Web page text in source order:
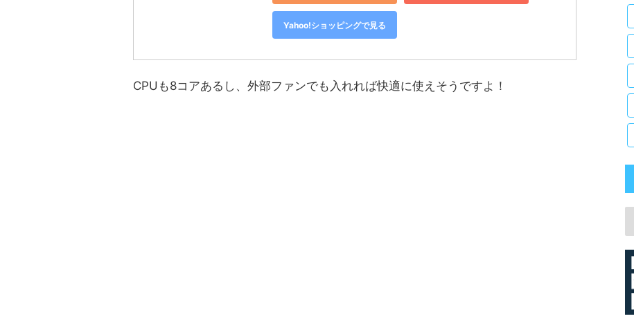
Yahoo!ショッピングで見る
CPUも8コアあるし、外部ファンでも入れれば快適に使えそうですよ！